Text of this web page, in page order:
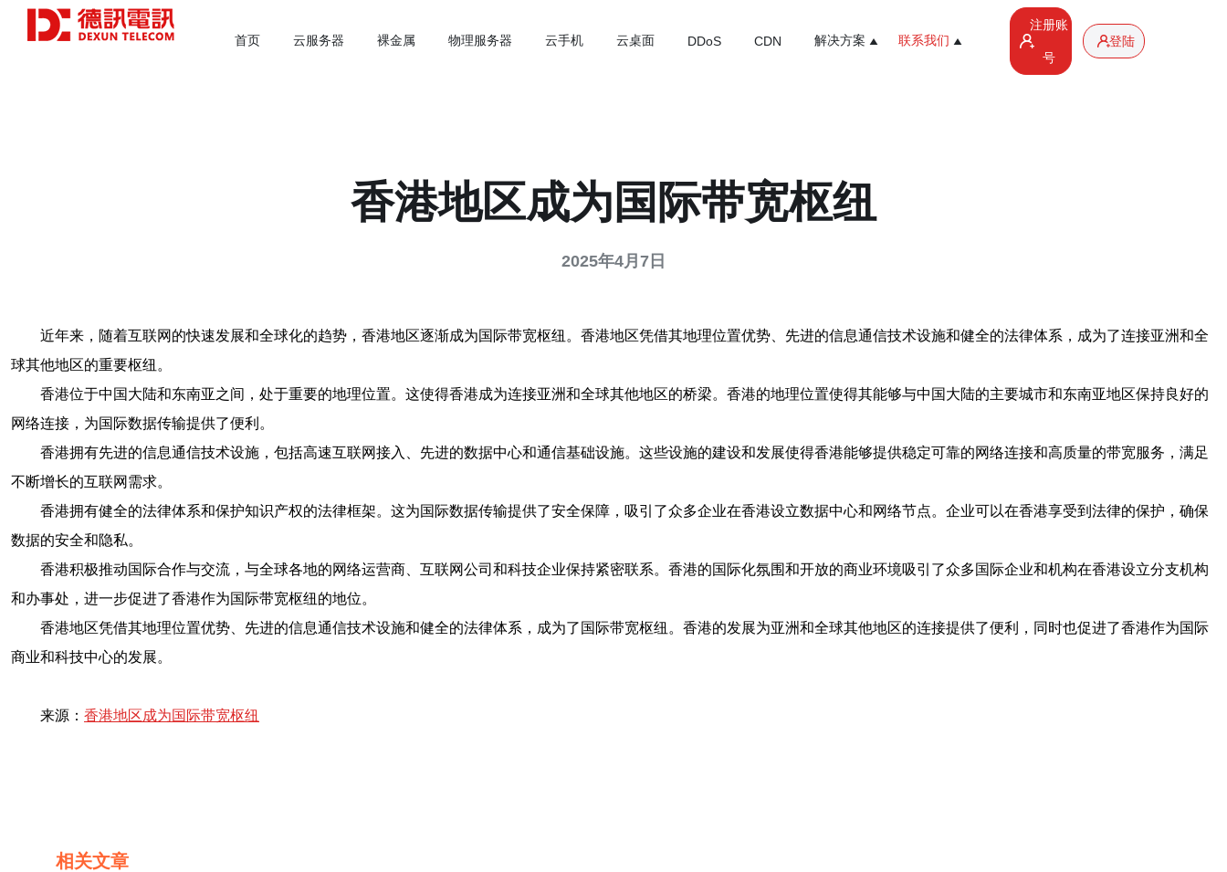
首页 云服务器 裸金属 物理服务器 云手机 云桌面 DDoS CDN 解决方案 联系我们
注册账
号
登陆
香港地区成为国际带宽枢纽
2025年4月7日
近年来，随着互联网的快速发展和全球化的趋势，香港地区逐渐成为国际带宽枢纽。香港地区凭借其地理位置优势、先进的信息通信技术设施和健全的法律体系，成为了连接亚洲和全
球其他地区的重要枢纽。
香港位于中国大陆和东南亚之间，处于重要的地理位置。这使得香港成为连接亚洲和全球其他地区的桥梁。香港的地理位置使得其能够与中国大陆的主要城市和东南亚地区保持良好的
网络连接，为国际数据传输提供了便利。
香港拥有先进的信息通信技术设施，包括高速互联网接入、先进的数据中心和通信基础设施。这些设施的建设和发展使得香港能够提供稳定可靠的网络连接和高质量的带宽服务，满足
不断增长的互联网需求。
香港拥有健全的法律体系和保护知识产权的法律框架。这为国际数据传输提供了安全保障，吸引了众多企业在香港设立数据中心和网络节点。企业可以在香港享受到法律的保护，确保
数据的安全和隐私。
香港积极推动国际合作与交流，与全球各地的网络运营商、互联网公司和科技企业保持紧密联系。香港的国际化氛围和开放的商业环境吸引了众多国际企业和机构在香港设立分支机构
和办事处，进一步促进了香港作为国际带宽枢纽的地位。
香港地区凭借其地理位置优势、先进的信息通信技术设施和健全的法律体系，成为了国际带宽枢纽。香港的发展为亚洲和全球其他地区的连接提供了便利，同时也促进了香港作为国际
商业和科技中心的发展。
来源： 香港地区成为国际带宽枢纽
相关文章